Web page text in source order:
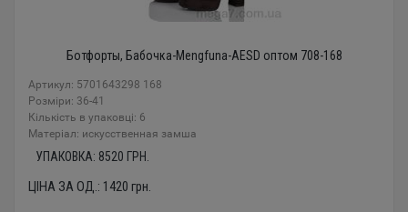
Ботфорты, Бабочка-Mengfuna-AESD оптом 708-168
Артикул: 5701643298 168
Розміри: 36-41
Кількість в упаковці: 6
Mатеріал: искусственная замша
УПАКОВКА: 8520 ГРН.
ЦІНА ЗА ОД.: 1420 грн.